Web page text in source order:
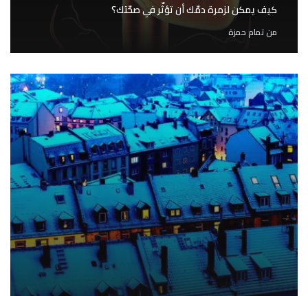
كيف يمكن لزمرة دمّك أن تؤثّر في صحّتك؟
منتمام حمزة